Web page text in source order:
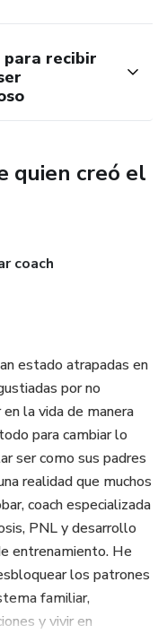
recibir
quien creó el
coach
estado atrapadas en
por no
la vida de manera
para cambiar lo
ser como sus padres
realidad que muchos
coach especializada
PNL y desarrollo
entrenamiento. He
los patrones
familiar,
y vivir en